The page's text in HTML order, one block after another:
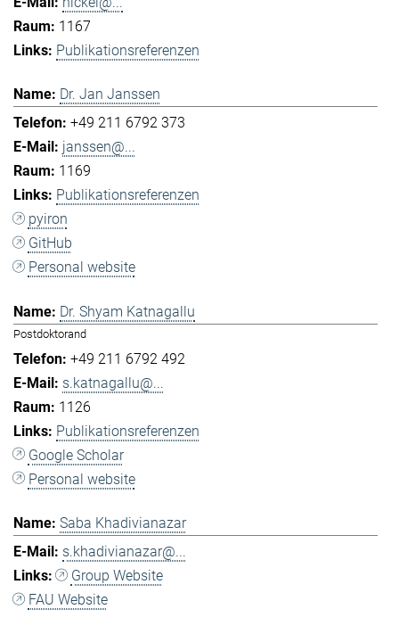
1167
Publikationsreferenzen
Dr. Jan Janssen
+49 211 6792 373
janssen@...
1169
Publikationsreferenzen
pyiron
GitHub
Personal website
Dr. Shyam Katnagallu
Postdoktorand
+49 211 6792 492
s.katnagallu@...
1126
Publikationsreferenzen
Google Scholar
Personal website
Saba Khadivianazar
s.khadivianazar@...
Group Website
FAU Website